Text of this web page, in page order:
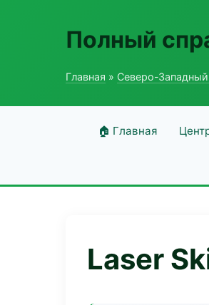
Полный
Главная » Северо-
🏠 Главная
Laser